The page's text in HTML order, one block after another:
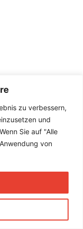
zu verbessern,
und
Sie auf "Alle
von